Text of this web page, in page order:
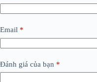
Email *
Đánh giá của bạn *